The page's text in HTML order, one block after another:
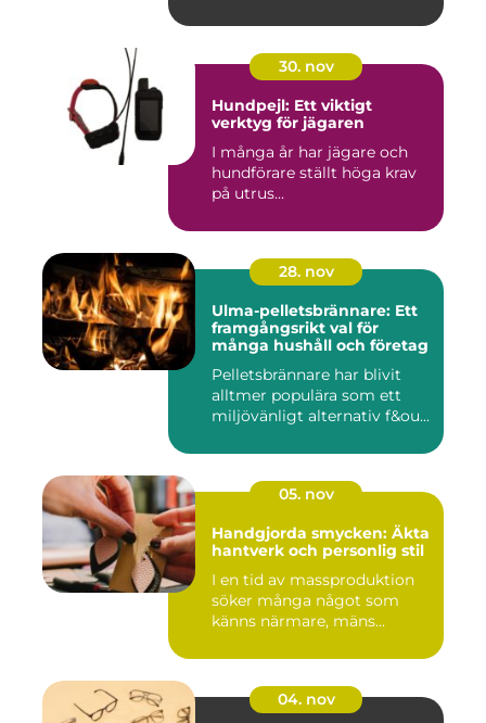
30. nov
Hundpejl: Ett viktigt
verktyg för jägaren
I många år har jägare och
hundförare ställt höga krav
på utrus...
28. nov
Ulma-pelletsbrännare: Ett
framgångsrikt val för
många hushåll och företag
Pelletsbrännare har blivit
alltmer populära som ett
miljövänligt alternativ f&ou...
05. nov
Handgjorda smycken: Äkta
hantverk och personlig stil
I en tid av massproduktion
söker många något som
känns närmare, mäns...
04. nov